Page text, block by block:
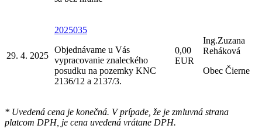
29. 4. 2025
2025035
Objednávame u Vás
vypracovanie znaleckého
posudku na pozemky KNC
2136/12 a 2137/3.
0,00
EUR
Ing.Zuzana
Reháková
Obec Čierne
* Uvedená cena je konečná. V prípade, že je zmluvná strana
platcom DPH, je cena uvedená vrátane DPH.